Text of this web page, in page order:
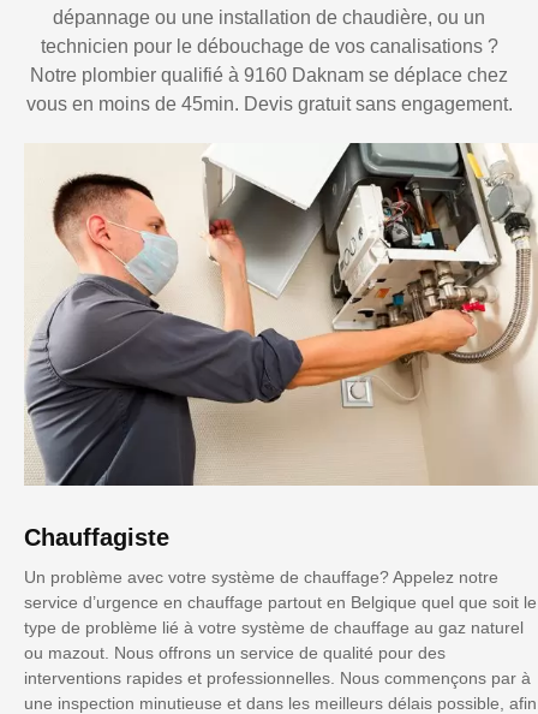
dépannage ou une installation de chaudière, ou un
technicien pour le débouchage de vos canalisations ?
Notre plombier qualifié à 9160 Daknam se déplace chez
vous en moins de 45min. Devis gratuit sans engagement.
Chauffagiste
Un problème avec votre système de chauffage? Appelez notre
service d’urgence en chauffage partout en Belgique quel que soit le
type de problème lié à votre système de chauffage au gaz naturel
ou mazout. Nous offrons un service de qualité pour des
interventions rapides et professionnelles. Nous commençons par à
une inspection minutieuse et dans les meilleurs délais possible, afin